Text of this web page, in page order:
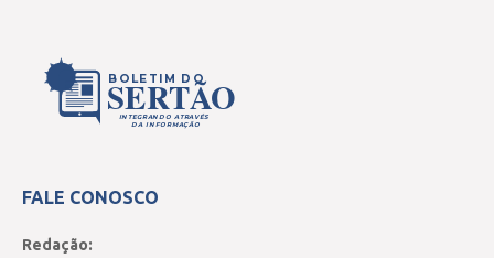
BOLETIM DO
SERTÃO
INTEGRANDO ATRAVÉS
DA INFORMAÇÃO
FALE CONOSCO
Redação: